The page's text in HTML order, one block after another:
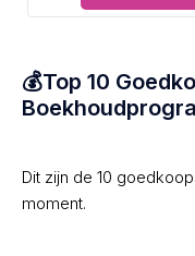
💰Top 10
Dit zijn de 10
moment.